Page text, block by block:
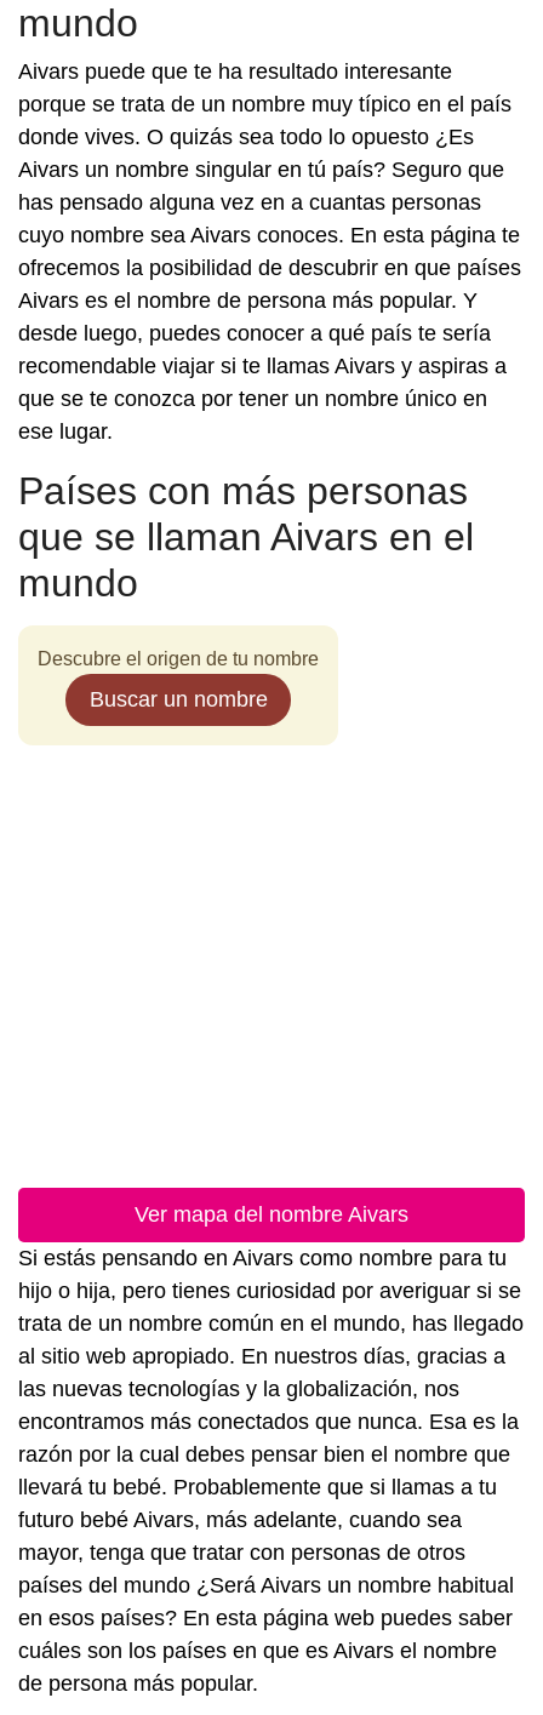
mundo
Aivars puede que te ha resultado interesante
porque se trata de un nombre muy típico en el país
donde vives. O quizás sea todo lo opuesto ¿Es
Aivars un nombre singular en tú país? Seguro que
has pensado alguna vez en a cuantas personas
cuyo nombre sea Aivars conoces. En esta página te
ofrecemos la posibilidad de descubrir en que países
Aivars es el nombre de persona más popular. Y
desde luego, puedes conocer a qué país te sería
recomendable viajar si te llamas Aivars y aspiras a
que se te conozca por tener un nombre único en
ese lugar.
Países con más personas
que se llaman Aivars en el
mundo
Descubre el origen de tu nombre
Buscar un nombre
Ver mapa del nombre Aivars
Si estás pensando en Aivars como nombre para tu
hijo o hija, pero tienes curiosidad por averiguar si se
trata de un nombre común en el mundo, has llegado
al sitio web apropiado. En nuestros días, gracias a
las nuevas tecnologías y la globalización, nos
encontramos más conectados que nunca. Esa es la
razón por la cual debes pensar bien el nombre que
llevará tu bebé. Probablemente que si llamas a tu
futuro bebé Aivars, más adelante, cuando sea
mayor, tenga que tratar con personas de otros
países del mundo ¿Será Aivars un nombre habitual
en esos países? En esta página web puedes saber
cuáles son los países en que es Aivars el nombre
de persona más popular.